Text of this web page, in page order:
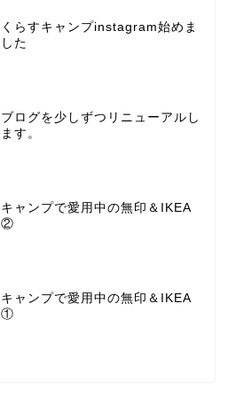
くらすキャンプinstagram始めま
した
ブログを少しずつリニューアルし
ます。
キャンプで愛用中の無印＆IKEA
②
キャンプで愛用中の無印＆IKEA
①